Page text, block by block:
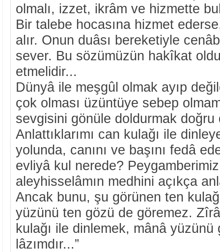
olmalı, izzet, ikrâm ve hizmette
Bir talebe hocasına hizmet
alır. Onun duâsı bereketiyle
sever. Bu sözümüzün hakîkat
etmelidir...
Dünyâ ile meşgûl olmak ayıp
çok olması üzüntüye sebep
sevgisini gönüle doldurmak doğru
Anlattıklarımı can kulağı ile
yolunda, canını ve başını fedâ
evliyâ kul nerede?
aleyhisselâmın medhini açıkça
Ancak bunu, şu görünen ten
yüzünü ten gözü de göremez. Zîrâ
kulağı ile dinlemek, mânâ
lâzımdır...”